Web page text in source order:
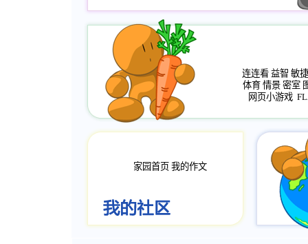
连连看 益智 敏捷
体育 情景 密室
网页小游戏
家园首页 我的作文